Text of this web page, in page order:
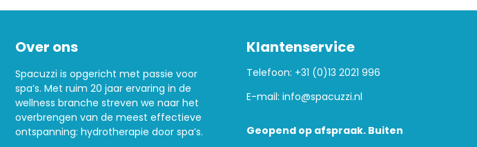
Over ons
Spacuzzi is opgericht met passie voor
spa’s. Met ruim 20 jaar ervaring in de
wellness branche streven we naar het
overbrengen van de meest effectieve
ontspanning: hydrotherapie door spa’s.
Klantenservice
Telefoon: +31 (0)13 2021 996
E-mail: info@spacuzzi.nl
Geopend op afspraak. Buiten